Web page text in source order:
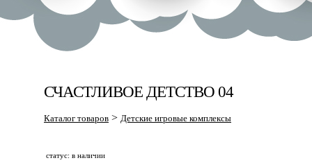
СЧАСТЛИВОЕ ДЕТСТВО 04
Каталог товаров > Детские игровые комплексы
статус: в наличии